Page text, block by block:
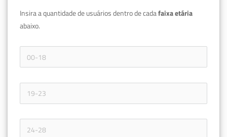
Insira a quantidade de usuários dentro de cada
abaixo.